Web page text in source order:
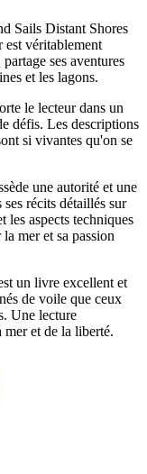
Sails Distant Shores
est véritablement
ses aventures
et les lagons.
le lecteur dans un
défis. Les descriptions
si vivantes qu'on se
une autorité et une
récits détaillés sur
les aspects techniques
mer et sa passion
un livre excellent et
de voile que ceux
Une lecture
et de la liberté.